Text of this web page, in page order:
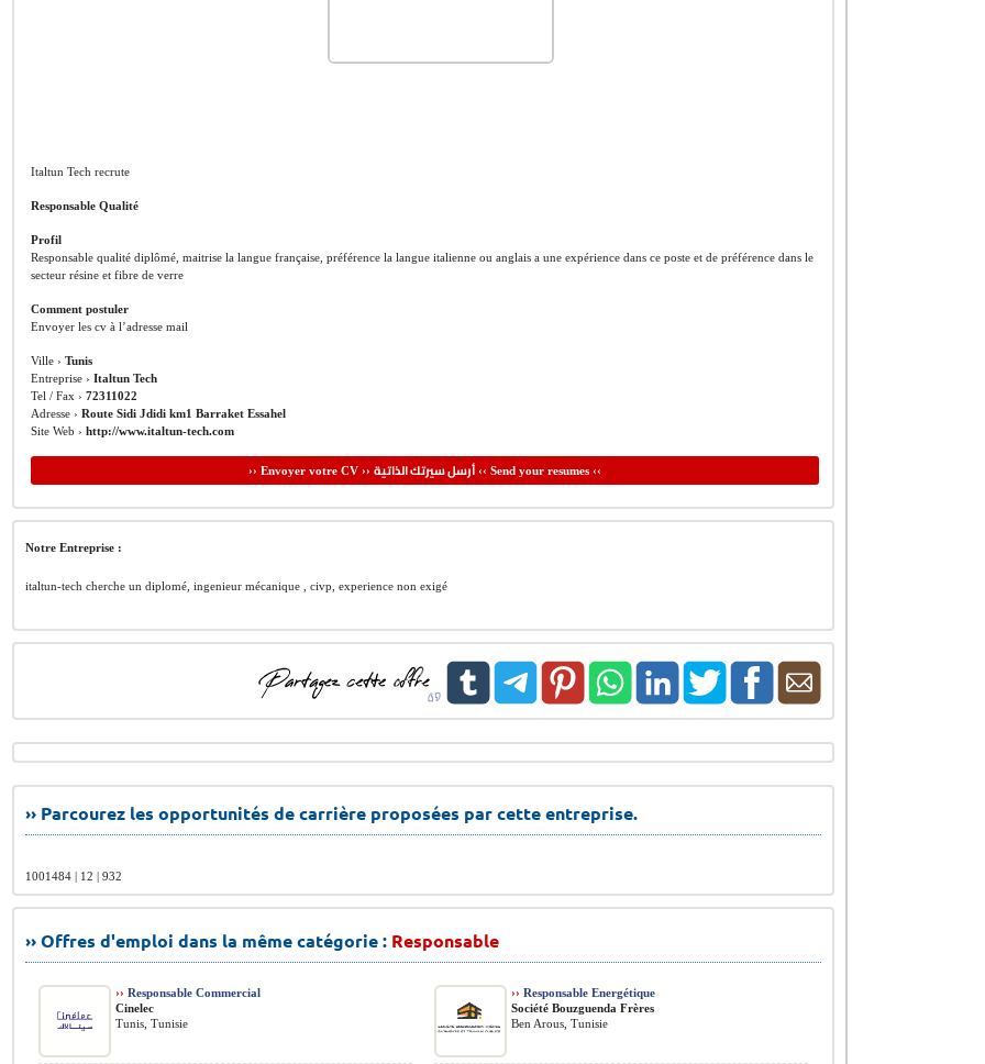
Italtun Tech recrute
Responsable Qualité
Profil
Responsable qualité diplômé, maitrise la langue française, préférence la langue italienne ou anglais a une expérience dans ce poste et de préférence dans le
secteur résine et fibre de verre
Comment postuler
Envoyer les cv à l’adresse mail
Ville › Tunis
Entreprise › Italtun Tech
Tel / Fax › 72311022
Adresse › Route Sidi Jdidi km1 Barraket Essahel
Site Web › http://www.italtun-tech.com
›› Envoyer votre CV ›› أرسل سيرتك الذاتية‹‹ Send your resumes ‹‹
Notre Entreprise :
italtun-tech cherche un diplomé, ingenieur mécanique , civp, experience non exigé
›› Parcourez les opportunités de carrière proposées par cette entreprise.
1001484 | 12 | 932
›› Offres d'emploi dans la même catégorie : Responsable
›› Responsable Commercial
Cinelec
Tunis, Tunisie
›› Responsable Energétique
Société Bouzguenda Frères
Ben Arous, Tunisie